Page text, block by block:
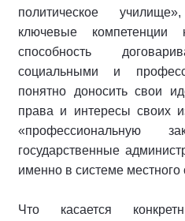
политическое
ключевые компетенции
способность
социальными и
понятно доносить свои
права и интересы своих
«профессиональную
государственные
именно в системе
Что касается